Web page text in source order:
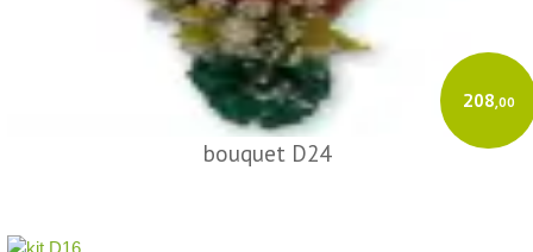
208,00
bouquet D24